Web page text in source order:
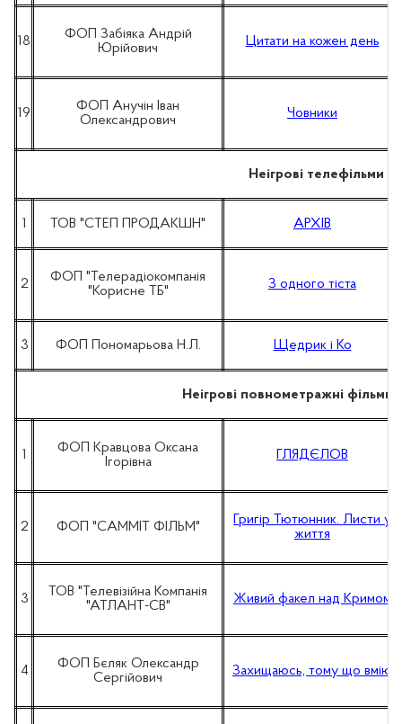
18
ФОП Забіяка Андрій
Юрійович
Цитати на кожен день
19
ФОП Анучін Іван
Олександрович
Човники
Неігрові телефільми
1 ТОВ "СТЕП ПРОДАКШН" АРХІВ
2
ФОП "Телерадіокомпанія
"Корисне ТБ"
З одного тіста
3 ФОП Пономарьова Н.Л. Щедрик і Ко
Неігрові повнометражні
1
ФОП Кравцова Оксана
Ігорівна
ГЛЯДЄЛОВ
2 ФОП "САММІТ ФІЛЬМ"
Григір Тютюнник. Листи у
життя
3
ТОВ "Телевізійна Компанія
"АТЛАНТ-СВ"
Живий факел над Кримом
4
ФОП Бєляк Олександр
Сергійович
Захищаюсь, тому що вмію